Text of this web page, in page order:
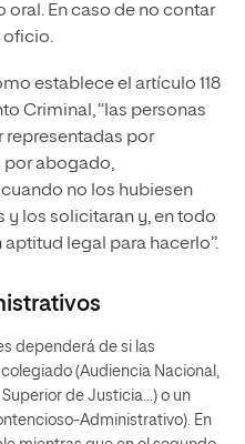
oral. En caso de no contar
oficio.
establece el artículo 118
Criminal, “las personas
representadas por
por abogado,
no los hubiesen
los solicitaran y, en todo
legal para hacerlo”.
dependerá de si las
(Audiencia Nacional,
de Justicia…) o un
Administrativo). En